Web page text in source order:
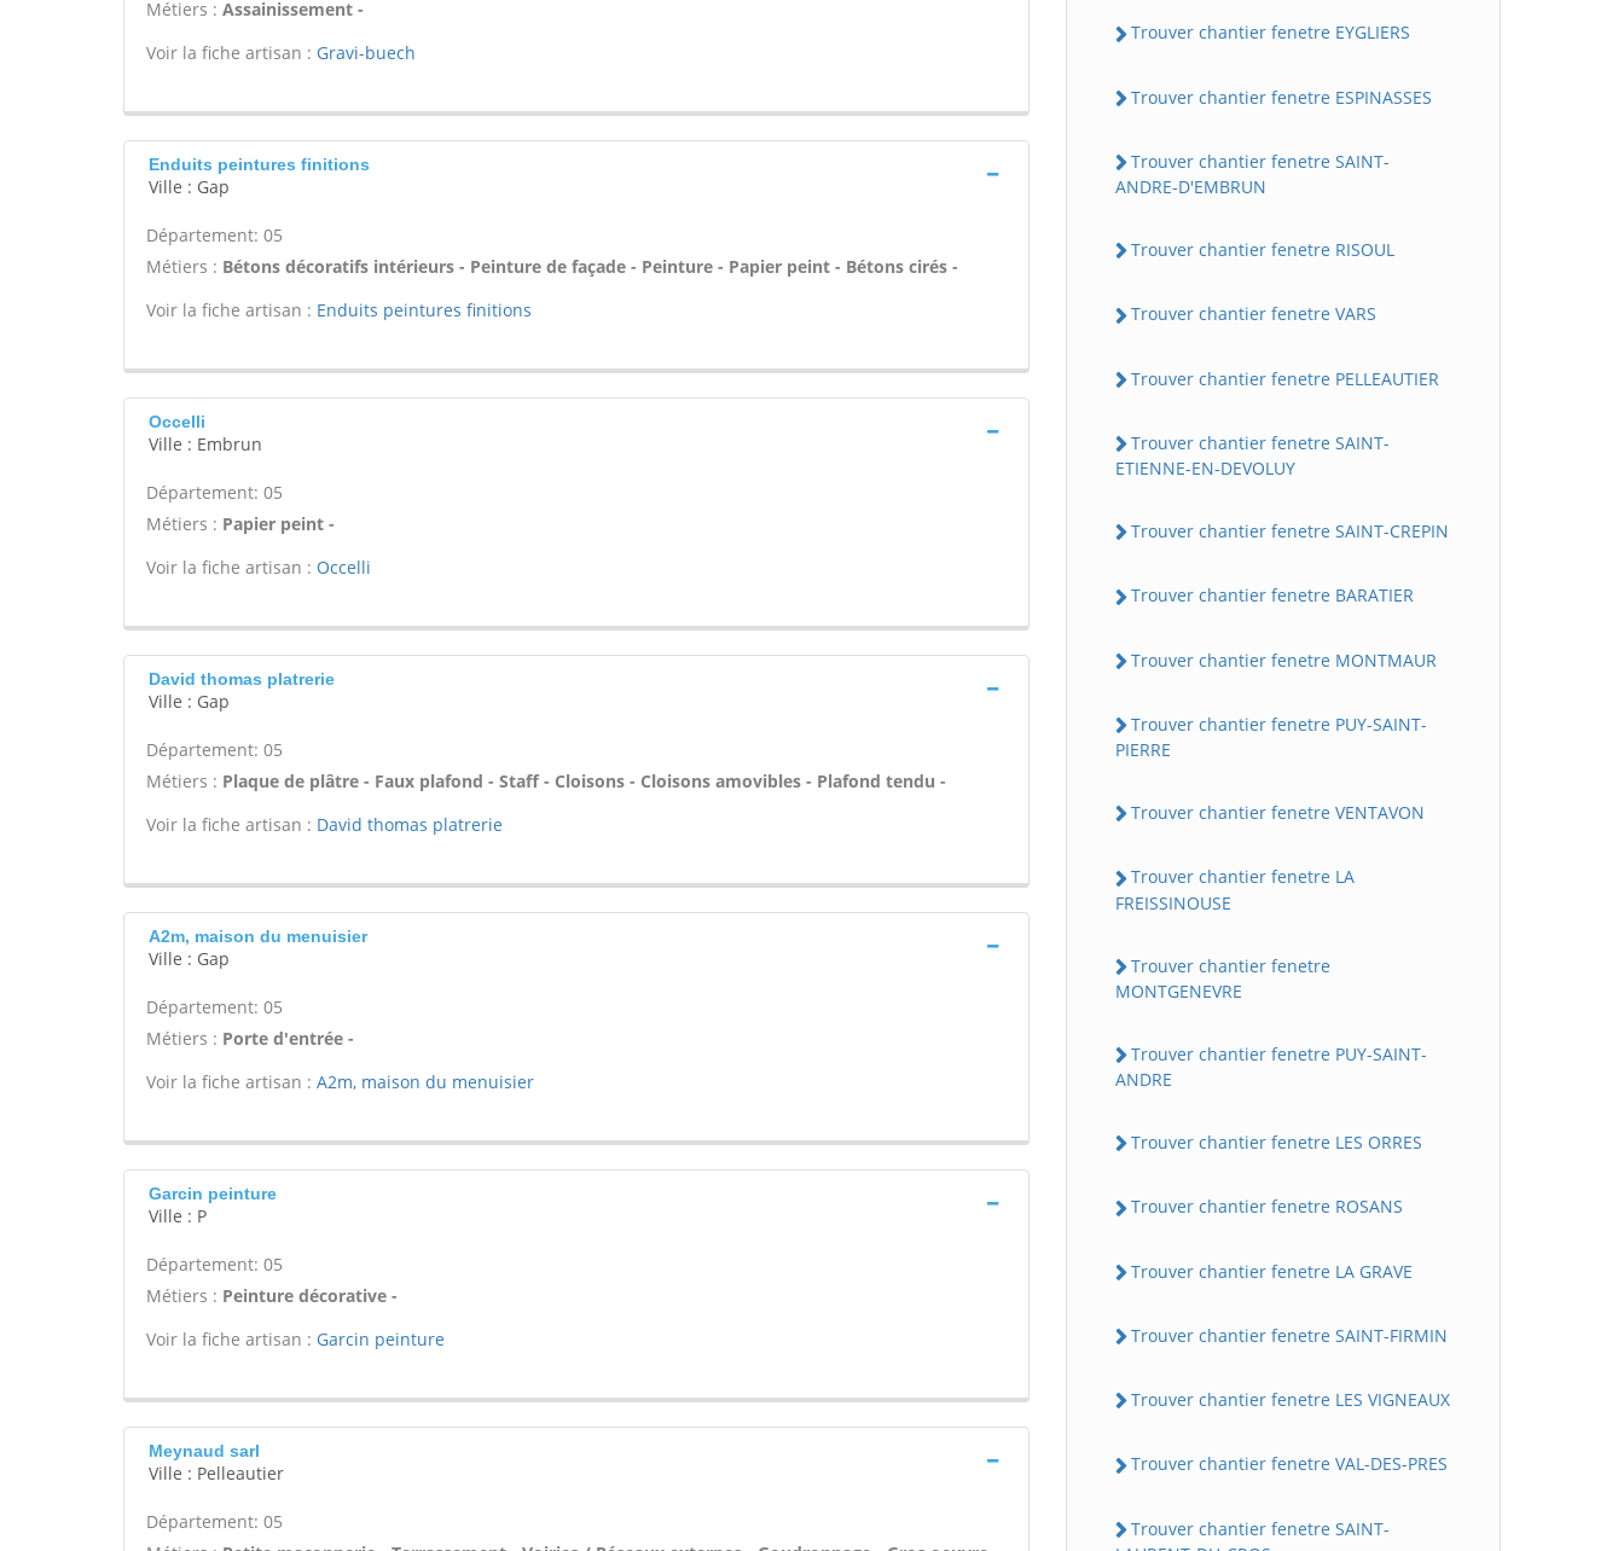
Métiers : Assainissement -
Voir la fiche artisan : Gravi-buech
Enduits peintures finitions
Ville : Gap
Département: 05
Métiers : Bétons décoratifs intérieurs - Peinture de façade - Peinture - Papier peint - Bétons cirés -
Voir la fiche artisan : Enduits peintures finitions
Occelli
Ville : Embrun
Département: 05
Métiers : Papier peint -
Voir la fiche artisan : Occelli
David thomas platrerie
Ville : Gap
Département: 05
Métiers : Plaque de plâtre - Faux plafond - Staff - Cloisons - Cloisons amovibles - Plafond tendu -
Voir la fiche artisan : David thomas platrerie
A2m, maison du menuisier
Ville : Gap
Département: 05
Métiers : Porte d'entrée -
Voir la fiche artisan : A2m, maison du menuisier
Garcin peinture
Ville : P
Département: 05
Métiers : Peinture décorative -
Voir la fiche artisan : Garcin peinture
Meynaud sarl
Ville : Pelleautier
Département: 05
Trouver chantier fenetre EYGLIERS
Trouver chantier fenetre ESPINASSES
Trouver chantier fenetre SAINT-
ANDRE-D'EMBRUN
Trouver chantier fenetre RISOUL
Trouver chantier fenetre VARS
Trouver chantier fenetre PELLEAUTIER
Trouver chantier fenetre SAINT-
ETIENNE-EN-DEVOLUY
Trouver chantier fenetre SAINT-CREPIN
Trouver chantier fenetre BARATIER
Trouver chantier fenetre MONTMAUR
Trouver chantier fenetre PUY-SAINT-
PIERRE
Trouver chantier fenetre VENTAVON
Trouver chantier fenetre LA
FREISSINOUSE
Trouver chantier fenetre
MONTGENEVRE
Trouver chantier fenetre PUY-SAINT-
ANDRE
Trouver chantier fenetre LES ORRES
Trouver chantier fenetre ROSANS
Trouver chantier fenetre LA GRAVE
Trouver chantier fenetre SAINT-FIRMIN
Trouver chantier fenetre LES VIGNEAUX
Trouver chantier fenetre VAL-DES-PRES
Trouver chantier fenetre SAINT-